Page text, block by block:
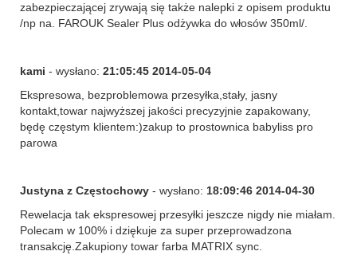
zabezpieczającej zrywają się także nalepki z opisem produktu
/np na. FAROUK Sealer Plus odżywka do włosów 350ml/.
kami - wysłano: 21:05:45 2014-05-04
Ekspresowa, bezproblemowa przesyłka,stały, jasny
kontakt,towar najwyższej jakości precyzyjnie zapakowany,
będę częstym klientem:)zakup to prostownica babyliss pro
parowa
Justyna z Częstochowy - wysłano: 18:09:46 2014-04-30
Rewelacja tak ekspresowej przesyłki jeszcze nigdy nie miałam.
Polecam w 100% i dziękuje za super przeprowadzona
transakcję.Zakupiony towar farba MATRIX sync.